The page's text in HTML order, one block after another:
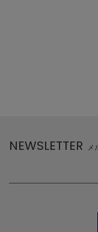
NEWSLETTER メ